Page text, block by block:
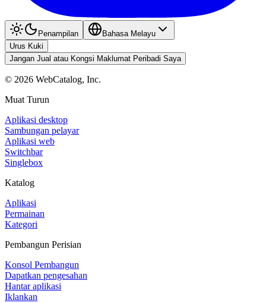
Penampilan
Bahasa Melayu
Urus Kuki
Jangan Jual atau Kongsi Maklumat Peribadi Saya
© 2026 WebCatalog, Inc.
Muat Turun
Aplikasi desktop
Sambungan pelayar
Aplikasi web
Switchbar
Singlebox
Katalog
Aplikasi
Permainan
Kategori
Pembangun Perisian
Konsol Pembangun
Dapatkan pengesahan
Hantar aplikasi
Iklankan